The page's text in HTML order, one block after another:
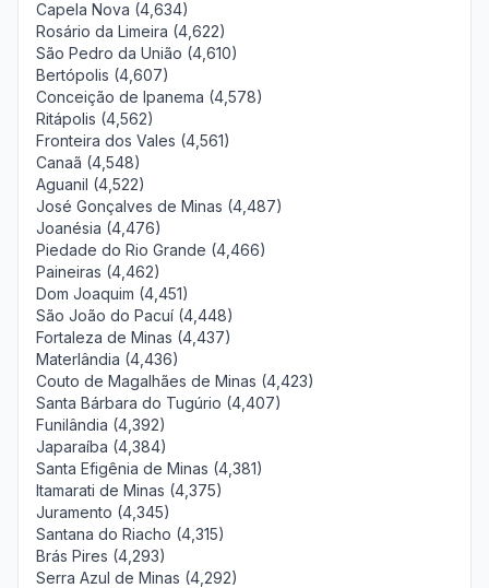
Capela Nova (4,634)
Rosário da Limeira (4,622)
São Pedro da União (4,610)
Bertópolis (4,607)
Conceição de Ipanema (4,578)
Ritápolis (4,562)
Fronteira dos Vales (4,561)
Canaã (4,548)
Aguanil (4,522)
José Gonçalves de Minas (4,487)
Joanésia (4,476)
Piedade do Rio Grande (4,466)
Paineiras (4,462)
Dom Joaquim (4,451)
São João do Pacuí (4,448)
Fortaleza de Minas (4,437)
Materlândia (4,436)
Couto de Magalhães de Minas (4,423)
Santa Bárbara do Tugúrio (4,407)
Funilândia (4,392)
Japaraíba (4,384)
Santa Efigênia de Minas (4,381)
Itamarati de Minas (4,375)
Juramento (4,345)
Santana do Riacho (4,315)
Brás Pires (4,293)
Serra Azul de Minas (4,292)